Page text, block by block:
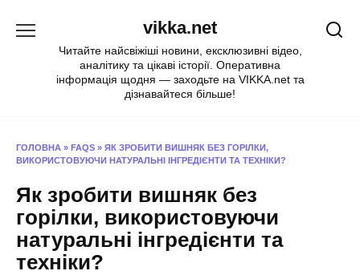
vikka.net
Читайте найсвіжіші новини, ексклюзивні відео,
аналітику та цікаві історії. Оперативна
інформація щодня — заходьте на VIKKA.net та
дізнавайтеся більше!
ГОЛОВНА » FAQS » ЯК ЗРОБИТИ ВИШНЯК БЕЗ ГОРІЛКИ,
ВИКОРИСТОВУЮЧИ НАТУРАЛЬНІ ІНГРЕДІЄНТИ ТА ТЕХНІКИ?
Як зробити вишняк без
горілки, використовуючи
натуральні інгредієнти та
техніки?